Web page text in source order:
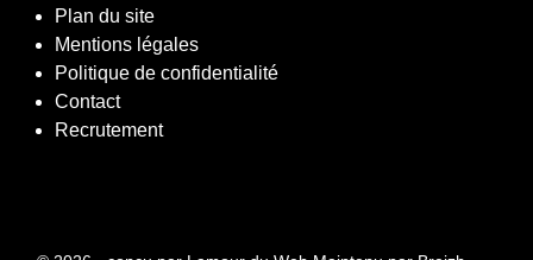
Plan du site
Mentions légales
Politique de confidentialité
Contact
Recrutement